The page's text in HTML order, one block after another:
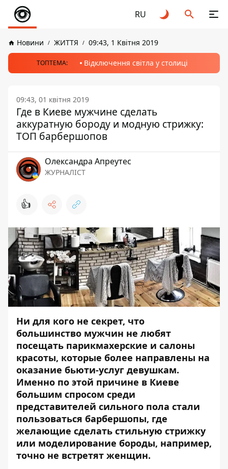
RU
Новини ЖИТТЯ 09:43, 1 Квітня 2019
ТОПТЕМА: Відключення світла у столиці
09:43, 01 квітня 2019
Где в Киеве мужчине сделать
аккуратную бороду и модную стрижку:
ТОП барбершопов
Олександра Апреутес
ЖУРНАЛІСТ
👍
Ни для кого не секрет, что
большинство мужчин не любят
посещать парикмахерские и салоны
красоты, которые более направлены на
оказание бьюти-услуг девушкам.
Именно по этой причине в Киеве
большим спросом среди
представителей сильного пола стали
пользоваться барбершопы, где
желающие сделать стильную стрижку
или моделирование бороды, например,
точно не встретят женщин.